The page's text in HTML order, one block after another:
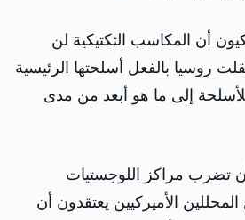
أن المكاسب التكتيكية لن
روسيا بالفعل أسلحتها الرئيسية
إلى ما هو أبعد من مدى
تضرب مراكز اللوجستيات
المحللين الأميركيين يعتقدون أن